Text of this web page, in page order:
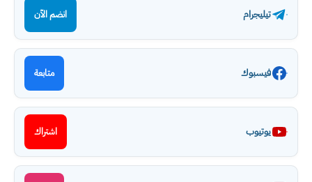
تيليجرام انضم الآن
فيسبوك متابعة
يوتيوب اشتراك